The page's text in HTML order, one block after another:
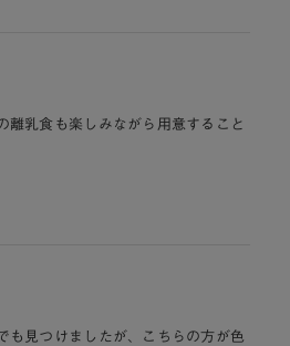
離乳食も楽しみながら用意すること
も見つけましたが、こちらの方が色